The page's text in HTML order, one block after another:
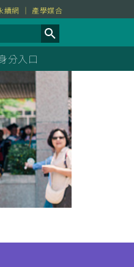
續網 產學媒合
分入口